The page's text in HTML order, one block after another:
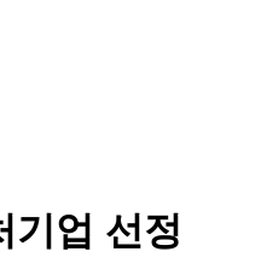
기업 선정